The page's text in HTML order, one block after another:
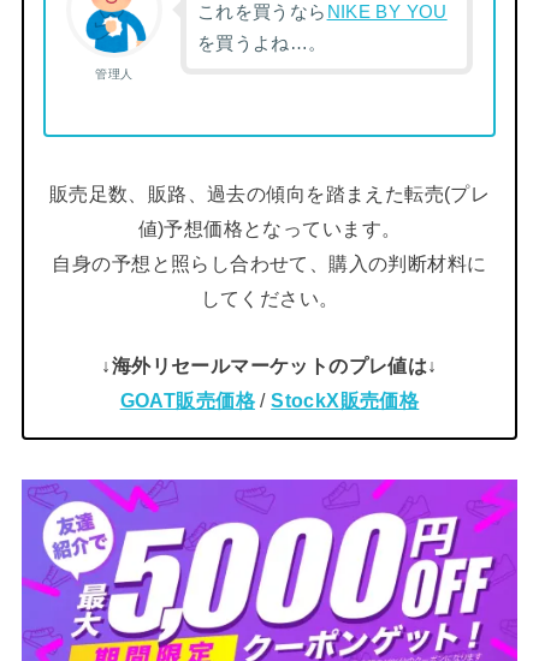
管理人
これを買うなら NIKE BY YOU
を買うよね…。
販売足数、販路、過去の傾向を踏まえた転売(プレ
値)予想価格となっています。
自身の予想と照らし合わせて、購入の判断材料に
してください。
↓海外リセールマーケットのプレ値は↓
GOAT販売価格/StockX販売価格